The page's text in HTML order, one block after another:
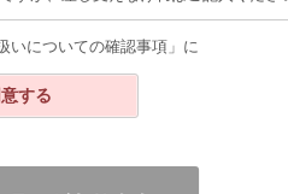
、利用の停止・消去・第三者への提
しては、下記 までご連絡ください。
いについての確認事項」に
する